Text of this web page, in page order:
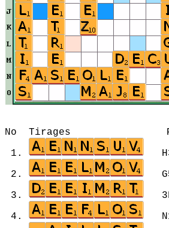
No Tirages Pos.
1.
2.
3.
4.